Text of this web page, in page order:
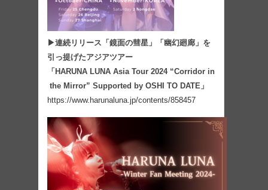
▶連続リリース「鏡面の彗星」「幽幻廻廊」を
引っ提げたアジアツアー
「HARUNA LUNA Asia Tour 2024 “Corridor in
the Mirror” Supported by OSHI TO DATE」
https://www.harunaluna.jp/contents/858457